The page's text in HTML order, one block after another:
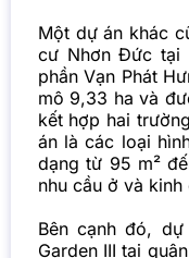
Một dự án khác
cư Nhơn Đức tại
phần Vạn Phát
mô 9,33 ha và
kết hợp hai
án là các loại
dạng từ 95 m²
nhu cầu ở và kinh
Bên cạnh đó,
Garden III tại